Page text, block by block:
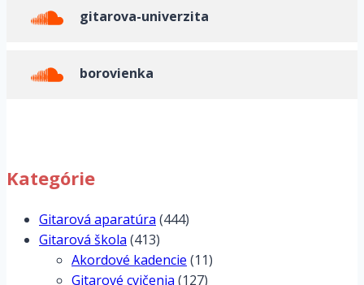
gitarova-univerzita
borovienka
Kategórie
Gitarová aparatúra (444)
Gitarová škola (413)
Akordové kadencie (11)
Gitarové cvičenia (127)